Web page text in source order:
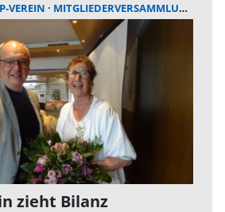
VEREIN MITGLIEDERVERSAMMLUNG
zieht Bilanz